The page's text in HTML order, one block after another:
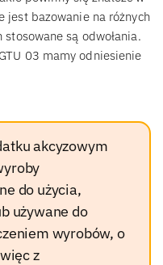
jest bazowanie na różnych
są odwołania.
03 mamy odniesienie
akcyzowym
do użycia,
używane do
wyrobów, o
z